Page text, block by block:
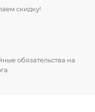
скидку!
обязательства на